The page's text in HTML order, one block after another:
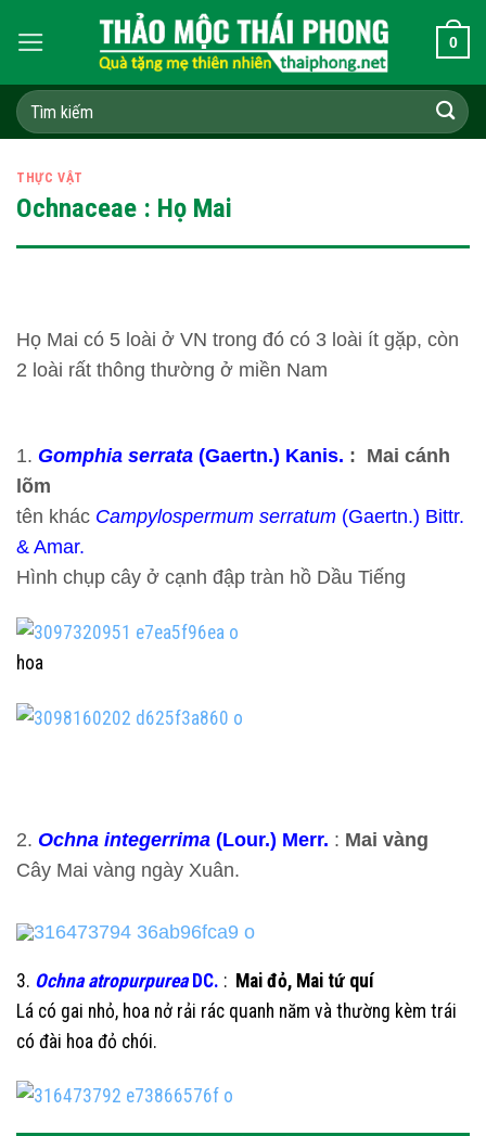
0
Tìm
kiếm:
THỰC VẬT
Ochnaceae : Họ Mai
Họ Mai có 5 loài ở VN trong đó có 3 loài ít gặp, còn
2 loài rất thông thường ở miền Nam
1. Gomphia serrata (Gaertn.) Kanis. : Mai cánh
lõm
tên khác Campylospermum serratum (Gaertn.) Bittr.
& Amar.
Hình chụp cây ở cạnh đập tràn hồ Dầu Tiếng
hoa
2. Ochna integerrima (Lour.) Merr. : Mai vàng
Cây Mai vàng ngày Xuân.
3. Ochna atropurpureaDC. : Mai đỏ, Mai tứ quí
Lá có gai nhỏ, hoa nở rải rác quanh năm và thường kèm trái
có đài hoa đỏ chói.